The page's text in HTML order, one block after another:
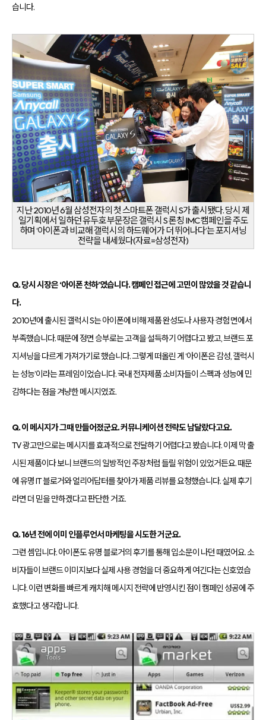
습니다.
지난 2010년 6월 삼성전자의 첫 스마트폰 갤럭시 S가 출시됐다. 당시 제
일기획에서 일하던 유두호 부문장은 갤럭시 S 론칭 IMC 캠페인을 주도
하며 ‘아이폰과 비교해 갤럭시의 하드웨어가 더 뛰어나다’는 포지셔닝
전략을 내세웠다(자료=삼성전자)
Q. 당시 시장은 ‘아이폰 천하’였습니다. 캠페인 접근에 고민이 많았을 것 같습니
다.
2010년에 출시된 갤럭시 S는 아이폰에 비해 제품 완성도나 사용자 경험 면에서
부족했습니다. 때문에 정면 승부로는 고객을 설득하기 어렵다고 봤고, 브랜드 포
지셔닝을 다르게 가져가기로 했습니다. 그렇게 떠올린 게 ‘아이폰은 감성, 갤럭시
는 성능’이라는 프레임이었습니다. 국내 전자제품 소비자들이 스펙과 성능에 민
감하다는 점을 겨냥한 메시지였죠.
Q. 이 메시지가 그때 만들어졌군요. 커뮤니케이션 전략도 남달랐다고요.
TV 광고만으로는 메시지를 효과적으로 전달하기 어렵다고 봤습니다. 이제 막 출
시된 제품이다 보니 브랜드의 일방적인 주장처럼 들릴 위험이 있었거든요. 때문
에 유명 IT 블로거와 얼리어답터를 찾아가 제품 리뷰를 요청했습니다. 실제 후기
라면 더 믿을 만하겠다고 판단한 거죠.
Q. 16년 전에 이미 인플루언서 마케팅을 시도한 거군요.
그런 셈입니다. 아이폰도 유명 블로거의 후기를 통해 입소문이 나던 때였어요. 소
비자들이 브랜드 이미지보다 실제 사용 경험을 더 중요하게 여긴다는 신호였습
니다. 이런 변화를 빠르게 캐치해 메시지 전략에 반영시킨 점이 캠페인 성공에 주
효했다고 생각합니다.